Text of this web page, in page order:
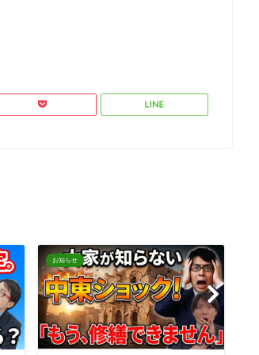
お知らせ